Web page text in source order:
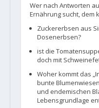
Wer nach Antworten
Ernährung sucht, dem
Zuckererbsen aus
Dosenerbsen?
ist die
doch mit
Woher kommt das
bunte
und endemischen
Lebensgrundlage